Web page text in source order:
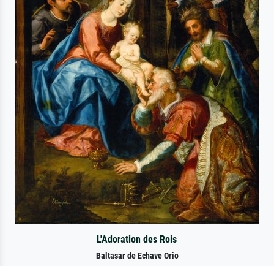
L'Adoration des Rois
Baltasar de Echave Orio